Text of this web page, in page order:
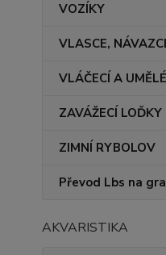
VOZÍKY
VLASCE,
VLÁČECÍ A
ZAVÁŽECÍ LOĎKY
ZIMNÍ RYBOLOV
Převod Lbs na
AKVARISTIKA